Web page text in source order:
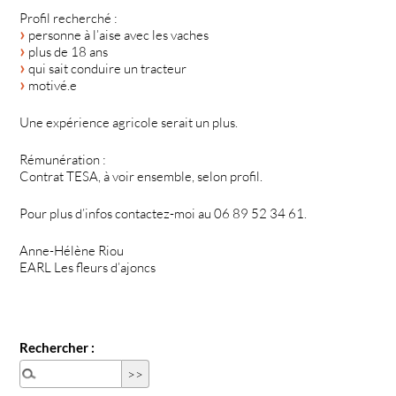
Profil recherché :
personne à l’aise avec les vaches
plus de 18 ans
qui sait conduire un tracteur
motivé.e
Une expérience agricole serait un plus.
Rémunération :
Contrat TESA, à voir ensemble, selon profil.
Pour plus d’infos contactez-moi au 06 89 52 34 61.
Anne-Hélène Riou
EARL Les fleurs d’ajoncs
Rechercher :